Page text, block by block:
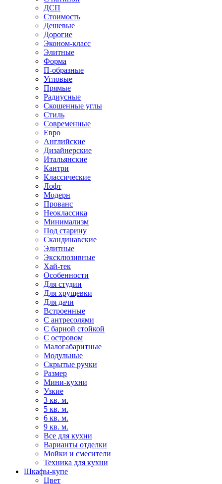
ДСП
Стоимость
Дешевые
Дорогие
Эконом-класс
Элитные
Форма
П-образные
Угловые
Прямые
Радиусные
Скошенные углы
Стиль
Современные
Евро
Английские
Дизайнерские
Итальянские
Кантри
Классические
Лофт
Модерн
Прованс
Неоклассика
Минимализм
Под старину
Скандинавские
Элитные
Эксклюзивные
Хай-тек
Особенности
Для студии
Для хрущевки
Для дачи
Встроенные
С антресолями
С барной стойкой
С островом
Малогабаритные
Модульные
Скрытые ручки
Размер
Мини-кухни
Узкие
3 кв. м.
5 кв. м.
6 кв. м.
9 кв. м.
Все для кухни
Варианты отделки
Мойки и смесители
Техника для кухни
Шкафы-купе
Цвет